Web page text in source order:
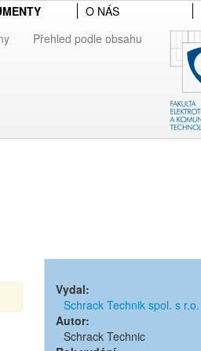
O NÁS
Přehled podle obsahu
Vydal:
Schrack Technik spol. s r.o.
Autor:
Schrack Technic